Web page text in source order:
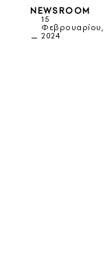
NEWSROOM
15
Φεβρουαρίου,
2024